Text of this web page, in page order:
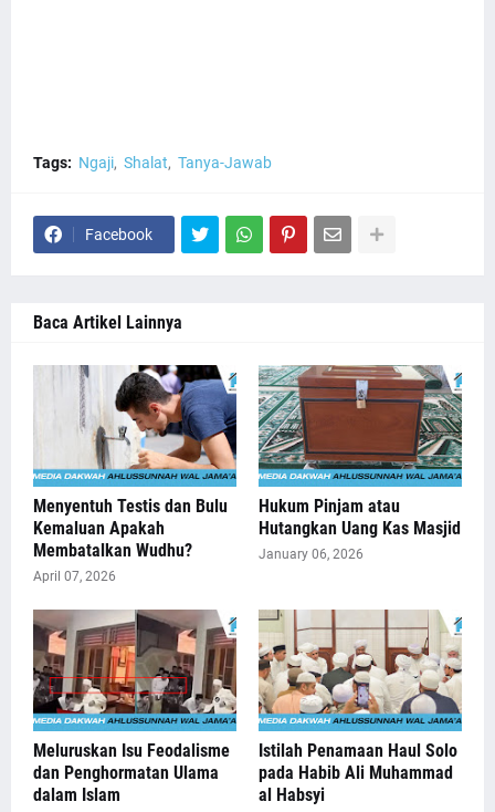
Tags: Ngaji Shalat Tanya-Jawab
Facebook
Baca Artikel Lainnya
Menyentuh Testis dan Bulu
Kemaluan Apakah
Membatalkan Wudhu?
April 07, 2026
Hukum Pinjam atau
Hutangkan Uang Kas Masjid
January 06, 2026
Meluruskan Isu Feodalisme
dan Penghormatan Ulama
dalam Islam
Istilah Penamaan Haul Solo
pada Habib Ali Muhammad
al Habsyi